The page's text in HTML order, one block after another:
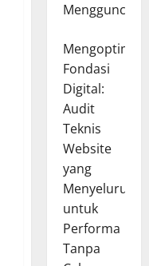
Mengguncang
Fondasi
Digital:
Audit
Teknis
Website
yang
Menyeluruh
untuk
Performa
Tanpa